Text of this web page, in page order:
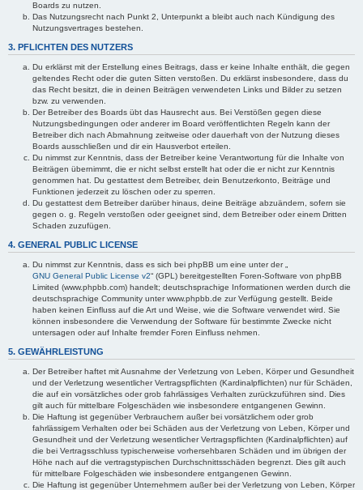
Boards zu nutzen.
Das Nutzungsrecht nach Punkt 2, Unterpunkt a bleibt auch nach Kündigung des
Nutzungsvertrages bestehen.
3. PFLICHTEN DES NUTZERS
Du erklärst mit der Erstellung eines Beitrags, dass er keine Inhalte enthält, die gegen
geltendes Recht oder die guten Sitten verstoßen. Du erklärst insbesondere, dass du
das Recht besitzt, die in deinen Beiträgen verwendeten Links und Bilder zu setzen
bzw. zu verwenden.
Der Betreiber des Boards übt das Hausrecht aus. Bei Verstößen gegen diese
Nutzungsbedingungen oder anderer im Board veröffentlichten Regeln kann der
Betreiber dich nach Abmahnung zeitweise oder dauerhaft von der Nutzung dieses
Boards ausschließen und dir ein Hausverbot erteilen.
Du nimmst zur Kenntnis, dass der Betreiber keine Verantwortung für die Inhalte von
Beiträgen übernimmt, die er nicht selbst erstellt hat oder die er nicht zur Kenntnis
genommen hat. Du gestattest dem Betreiber, dein Benutzerkonto, Beiträge und
Funktionen jederzeit zu löschen oder zu sperren.
Du gestattest dem Betreiber darüber hinaus, deine Beiträge abzuändern, sofern sie
gegen o. g. Regeln verstoßen oder geeignet sind, dem Betreiber oder einem Dritten
Schaden zuzufügen.
4. GENERAL PUBLIC LICENSE
Du nimmst zur Kenntnis, dass es sich bei phpBB um eine unter der „
GNU General Public License v2“ (GPL) bereitgestellten Foren-Software von phpBB
Limited (www.phpbb.com) handelt; deutschsprachige Informationen werden durch die
deutschsprachige Community unter www.phpbb.de zur Verfügung gestellt. Beide
haben keinen Einfluss auf die Art und Weise, wie die Software verwendet wird. Sie
können insbesondere die Verwendung der Software für bestimmte Zwecke nicht
untersagen oder auf Inhalte fremder Foren Einfluss nehmen.
5. GEWÄHRLEISTUNG
Der Betreiber haftet mit Ausnahme der Verletzung von Leben, Körper und Gesundheit
und der Verletzung wesentlicher Vertragspflichten (Kardinalpflichten) nur für Schäden,
die auf ein vorsätzliches oder grob fahrlässiges Verhalten zurückzuführen sind. Dies
gilt auch für mittelbare Folgeschäden wie insbesondere entgangenen Gewinn.
Die Haftung ist gegenüber Verbrauchern außer bei vorsätzlichem oder grob
fahrlässigem Verhalten oder bei Schäden aus der Verletzung von Leben, Körper und
Gesundheit und der Verletzung wesentlicher Vertragspflichten (Kardinalpflichten) auf
die bei Vertragsschluss typischerweise vorhersehbaren Schäden und im übrigen der
Höhe nach auf die vertragstypischen Durchschnittsschäden begrenzt. Dies gilt auch
für mittelbare Folgeschäden wie insbesondere entgangenen Gewinn.
Die Haftung ist gegenüber Unternehmern außer bei der Verletzung von Leben, Körper